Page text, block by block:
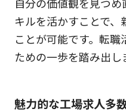
キルを活かすことで、
ことが可能です。転
ための一歩を踏み出し
魅力的な工場求人多